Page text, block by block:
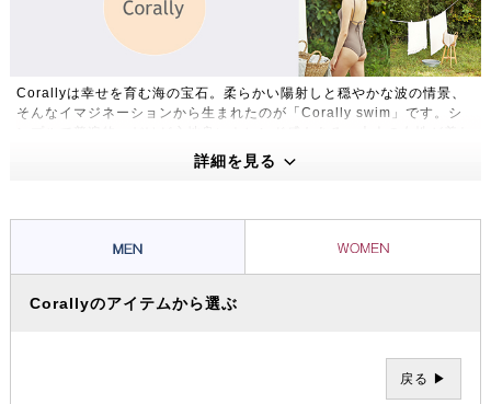
Corallyは幸せを育む海の宝石。柔らかい陽射しと穏やかな波の情景、
そんなイマジネーションから生まれたのが「Corally swim」です。シ
いと思う水着を提案します。サーフィンなどマリンスポーツを楽しむた
め機能性も考慮。Made in Japanだからこそ叶う繊細なディテール
詳細を見る
Corallyのアイテムから選ぶ
戻る ▶